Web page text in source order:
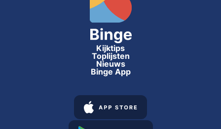
Kijktips
Toplijsten
Nieuws
Binge App